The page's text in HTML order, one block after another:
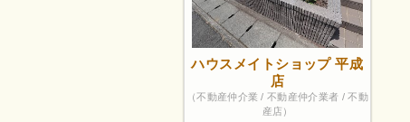
ハウスメイトショップ 平成
店
（不動産仲介業 / 不動産仲介業者 / 不動
産店）